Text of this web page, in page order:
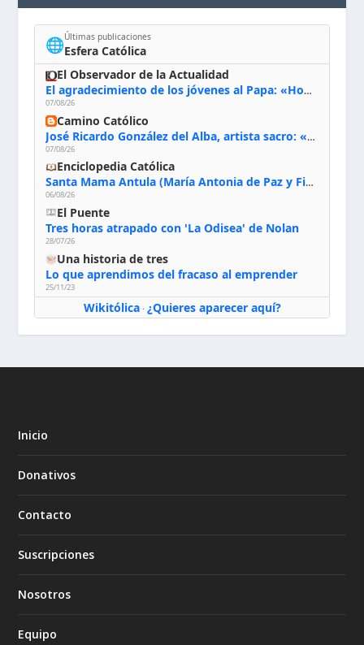
🌐Últimas publicaciones
Esfera Católica
El Observador de la Actualidad
El agradecimiento de los jóvenes al Papa: «Hoy nos sentimos Iglesia»
07/08/26
Camino Católico
José Ricardo González del Alba, artista sacro: «Yo oro, hablo con Dios, le pido al Espíritu Santo su inspiración y siempre pinto rezando el rosario para que sea Él quien actúe a través de mis manos»
07/08/26
Enciclopedia Católica
Santa Mama Antula (María Antonia de Paz y Figueroa)
06/08/26
El Puente
Tres horas atrapado con 'La Odisea' de Nolan
28/07/26
Una historia de tres
Lo que aprendimos del fracaso al emprender
25/11/23
Wikitólica· ¿Quieres aparecer aquí?
Inicio
Donativos
Contacto
Suscripciones
Nosotros
Equipo